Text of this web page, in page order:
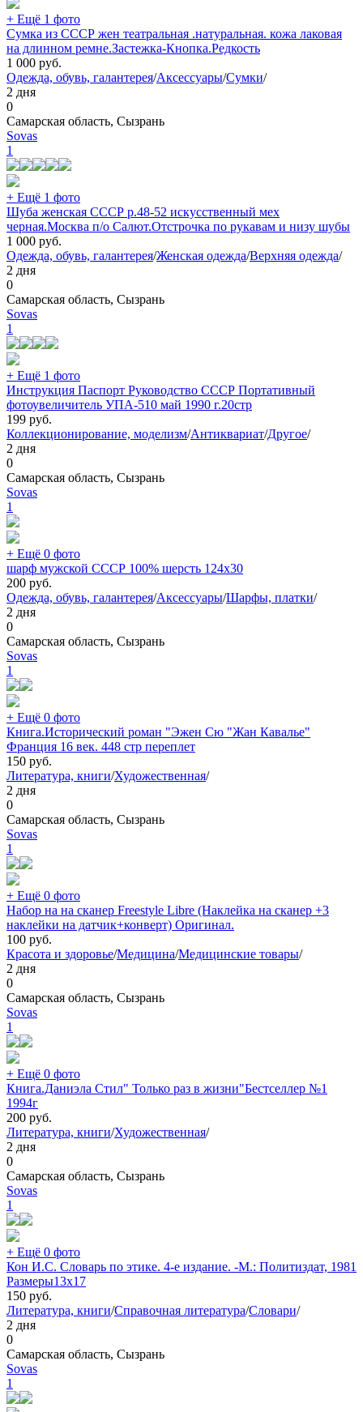
+ Ещё 1 фото
Сумка из СССР жен театральная .натуральная. кожа лаковая
на длинном ремне.Застежка-Кнопка.Редкость
1 000 руб.
Одежда, обувь, галантерея/Аксессуары/Сумки/
2 дня
0
Самарская область, Сызрань
Sovas
1
+ Ещё 1 фото
Шуба женская СССР р.48-52 искусственный мех
черная.Москва п/о Салют.Отстрочка по рукавам и низу шубы
1 000 руб.
Одежда, обувь, галантерея/Женская одежда/Верхняя одежда/
2 дня
0
Самарская область, Сызрань
Sovas
1
+ Ещё 1 фото
Инструкция Паспорт Руководство СССР Портативный
фотоувеличитель УПА-510 май 1990 г.20стр
199 руб.
Коллекционирование, моделизм/Антиквариат/Другое/
2 дня
0
Самарская область, Сызрань
Sovas
1
+ Ещё 0 фото
шарф мужской СССР 100% шерсть 124х30
200 руб.
Одежда, обувь, галантерея/Аксессуары/Шарфы, платки/
2 дня
0
Самарская область, Сызрань
Sovas
1
+ Ещё 0 фото
Книга.Исторический роман "Эжен Сю "Жан Кавалье"
Франция 16 век. 448 стр переплет
150 руб.
Литература, книги/Художественная/
2 дня
0
Самарская область, Сызрань
Sovas
1
+ Ещё 0 фото
Набор на на сканер Freestyle Libre (Наклейка на сканер +3
наклейки на датчик+конверт) Оригинал.
100 руб.
Красота и здоровье/Медицина/Медицинские товары/
2 дня
0
Самарская область, Сызрань
Sovas
1
+ Ещё 0 фото
Книга.Даниэла Стил" Только раз в жизни"Бестселлер №1
1994г
200 руб.
Литература, книги/Художественная/
2 дня
0
Самарская область, Сызрань
Sovas
1
+ Ещё 0 фото
Кон И.С. Словарь по этике. 4-е издание. -М.: Политиздат, 1981
Размеры13х17
150 руб.
Литература, книги/Справочная литература/Словари/
2 дня
0
Самарская область, Сызрань
Sovas
1